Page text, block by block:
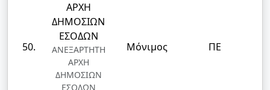
50.
ΑΡΧΗ
ΔΗΜΟΣΙΩΝ
ΕΣΟΔΩΝ
ΑΝΕΞΑΡΤΗΤΗ
ΑΡΧΗ
ΔΗΜΟΣΙΩΝ
ΕΣΟΔΩΝ
Μόνιμος ΠΕ